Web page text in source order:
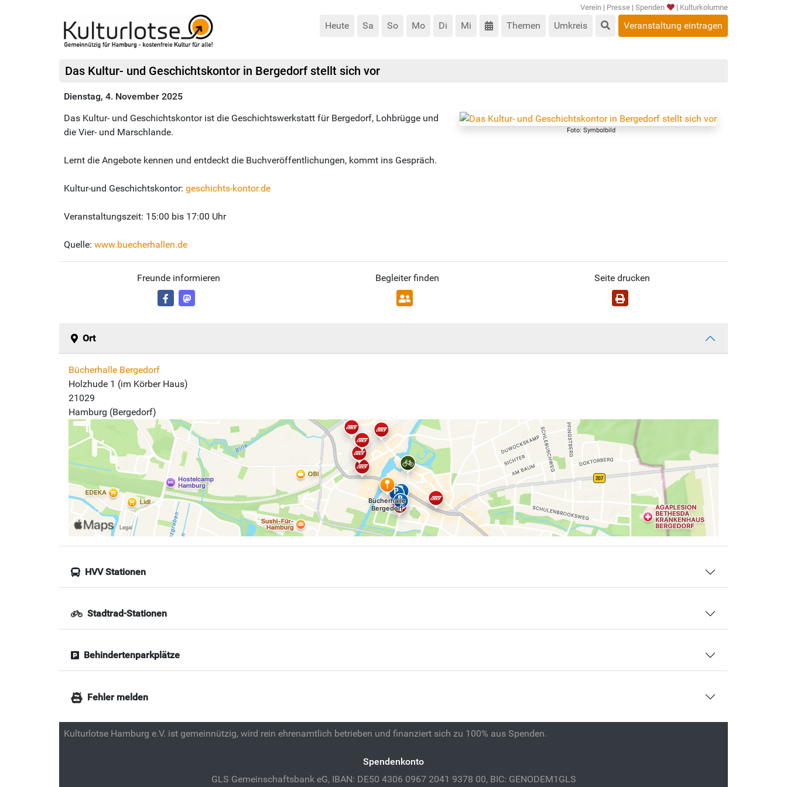
Verein | Presse | Spenden | Kulturkolumne
Heute Sa So Mo Di Mi Themen Umkreis Veranstaltung eintragen
Das Kultur- und Geschichtskontor in Bergedorf stellt sich vor
Dienstag, 4. November 2025
Foto: Symbolbild
Das Kultur- und Geschichtskontor ist die Geschichtswerkstatt für Bergedorf, Lohbrügge und
die Vier- und Marschlande.
Lernt die Angebote kennen und entdeckt die Buchveröffentlichungen, kommt ins Gespräch.
Kultur-und Geschichtskontor: geschichts-kontor.de
Veranstaltungszeit: 15:00 bis 17:00 Uhr
Quelle: www.buecherhallen.de
Freunde informieren Begleiter finden Seite drucken
Ort
Bücherhalle Bergedorf
Holzhude 1 (im Körber Haus)
21029
Hamburg (Bergedorf)
HVV Stationen
Stadtrad-Stationen
Behindertenparkplätze
Fehler melden
Kulturlotse Hamburg e.V. ist gemeinnützig, wird rein ehrenamtlich betrieben und finanziert sich zu 100% aus Spenden.
Spendenkonto
GLS Gemeinschaftsbank eG, IBAN: DE50 4306 0967 2041 9378 00, BIC: GENODEM1GLS